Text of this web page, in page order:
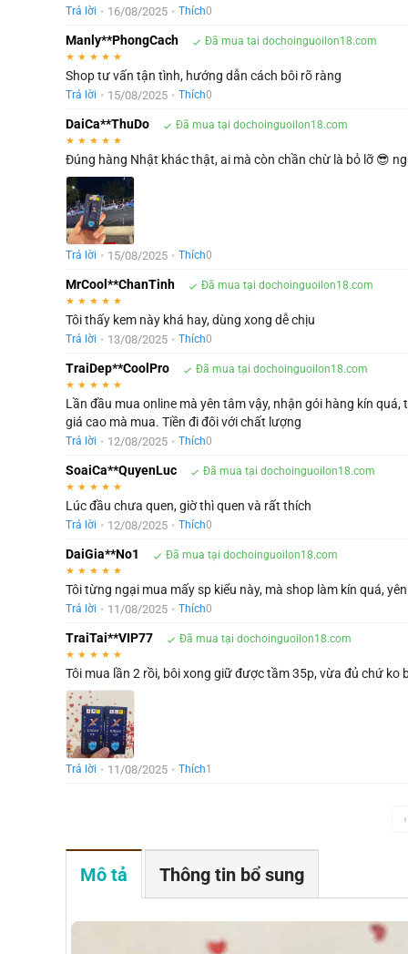
Trả lời • 16/08/2025 • Thích0
Manly**PhongCach Đã mua tại dochoinguoilon18.com
★ ★ ★ ★ ★
Shop tư vấn tận tình, hướng dẫn cách bôi rõ ràng
Trả lời • 15/08/2025 • Thích0
DaiCa**ThuDo Đã mua tại dochoinguoilon18.com
★ ★ ★ ★ ★
Đúng hàng Nhật khác thật, ai mà còn chần chừ là bỏ lỡ 😎
Trả lời • 15/08/2025 • Thích0
MrCool**ChanTinh Đã mua tại dochoinguoilon18.com
★ ★ ★ ★ ★
Tôi thấy kem này khá hay, dùng xong dễ chịu
Trả lời • 13/08/2025 • Thích0
TraiDep**CoolPro Đã mua tại dochoinguoilon18.com
★ ★ ★ ★ ★
Lần đầu mua online mà yên tâm vậy, nhận gói hàng kín
giá cao mà mua. Tiền đi đôi với chất lượng
Trả lời • 12/08/2025 • Thích0
SoaiCa**QuyenLuc Đã mua tại dochoinguoilon18.com
★ ★ ★ ★ ★
Lúc đầu chưa quen, giờ thì quen và rất thích
Trả lời • 12/08/2025 • Thích0
DaiGia**No1 Đã mua tại dochoinguoilon18.com
★ ★ ★ ★ ★
Tôi từng ngại mua mấy sp kiểu này, mà shop làm kín quá,
Trả lời • 11/08/2025 • Thích0
TraiTai**VIP77 Đã mua tại dochoinguoilon18.com
★ ★ ★ ★ ★
Tôi mua lần 2 rồi, bôi xong giữ được tầm 35p, vừa đủ chứ ko
Trả lời • 11/08/2025 • Thích1
‹
Mô tả Thông tin bổ sung